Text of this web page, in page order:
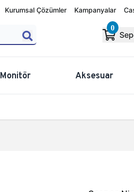
Kurumsal Çözümler Kampanyalar
0
Monitör Aksesuar